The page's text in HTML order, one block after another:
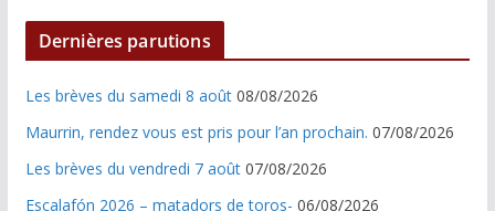
Dernières parutions
Les brèves du samedi 8 août 08/08/2026
Maurrin, rendez vous est pris pour l’an prochain. 07/08/2026
Les brèves du vendredi 7 août 07/08/2026
Escalafón 2026 – matadors de toros- 06/08/2026